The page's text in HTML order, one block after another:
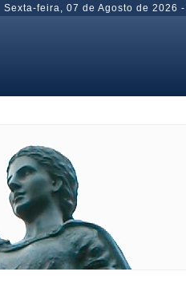
Sexta-feira, 07 de Agosto de 2026 -